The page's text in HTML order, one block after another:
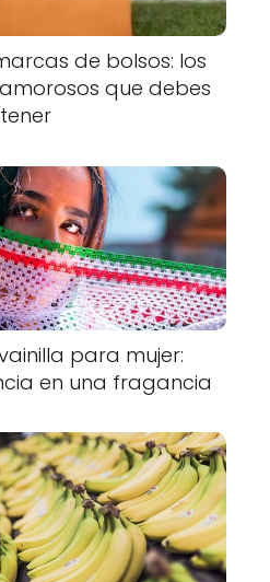
de bolsos: los
que debes
tener
para mujer:
en una fragancia